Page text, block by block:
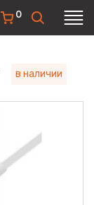
0
в наличии